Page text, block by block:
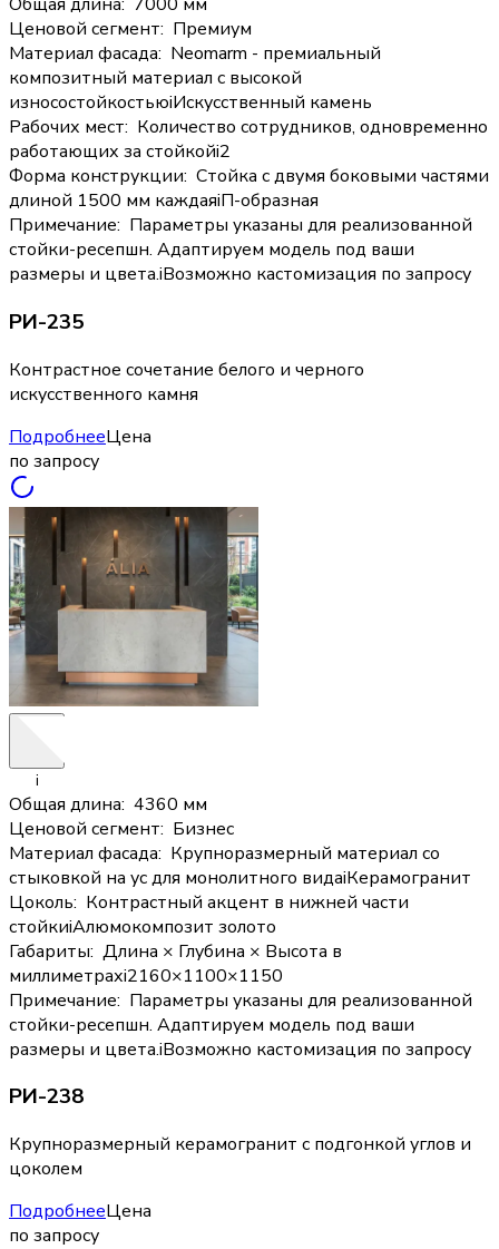
Ценовой сегмент: Премиум
Материал фасада: Neomarm - премиальный
композитный материал с высокой
износостойкостьюiИскусственный камень
Рабочих мест: Количество сотрудников, одновременно
работающих за стойкойi2
Форма конструкции: Стойка с двумя боковыми частями
длиной 1500 мм каждаяiП-образная
Примечание: Параметры указаны для реализованной
стойки-ресепшн. Адаптируем модель под ваши
размеры и цвета.iВозможно кастомизация по запросу
РИ-235
Контрастное сочетание белого и черного
искусственного камня
ПодробнееЦена
по запросу
i
Общая длина: 4360 мм
Ценовой сегмент: Бизнес
Материал фасада: Крупноразмерный материал со
стыковкой на ус для монолитного видаiКерамогранит
Цоколь: Контрастный акцент в нижней части
стойкиiАлюмокомпозит золото
Габариты: Длина × Глубина × Высота в
миллиметрахi2160×1100×1150
Примечание: Параметры указаны для реализованной
стойки-ресепшн. Адаптируем модель под ваши
размеры и цвета.iВозможно кастомизация по запросу
РИ-238
Крупноразмерный керамогранит с подгонкой углов и
цоколем
ПодробнееЦена
по запросу